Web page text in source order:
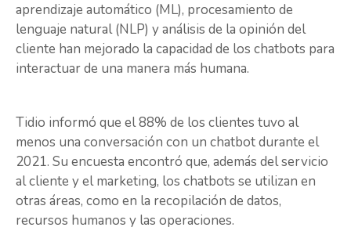
aprendizaje automático (ML), procesamiento de
lenguaje natural (NLP) y análisis de la opinión del
cliente han mejorado la capacidad de los chatbots para
interactuar de una manera más humana.
Tidio informó que el 88% de los clientes tuvo al
menos una conversación con un chatbot durante el
2021. Su encuesta encontró que, además del servicio
al cliente y el marketing, los chatbots se utilizan en
otras áreas, como en la recopilación de datos,
recursos humanos y las operaciones.